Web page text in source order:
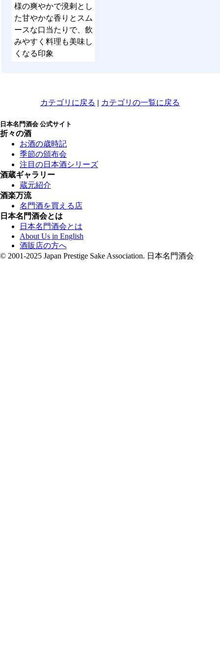
様の爽やかで溌剌とし
た甘やかな香りとスム
ースな口当たりで、飲
みやすく料理も美味し
くなる印象
カテゴリに戻る | カテゴリの一覧に戻る
日本名門酒会 公式サイト
折々の酒
お酒の歳時記
季節の頒布会
注目の日本酒シリーズ
酒蔵ギャラリー
蔵元紹介
酒楽万流
名門酒を買える店
日本名門酒会とは
日本名門酒会とは
About Us in English
酒販店の方へ
© 2001-2025 Japan Prestige Sake Association. 日本名門酒会